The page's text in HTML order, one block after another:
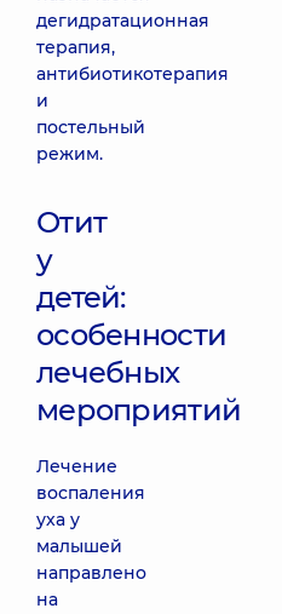
дегидратационная
терапия,
антибиотикотерапия
и
постельный
режим.
Отит
у
детей:
особенности
лечебных
мероприятий
Лечение
воспаления
уха у
малышей
направлено
на